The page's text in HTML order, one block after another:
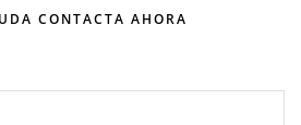
CONTACTA AHORA